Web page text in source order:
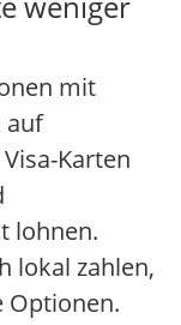
mit
auf
Karten
lohnen.
lokal zahlen,
Optionen.